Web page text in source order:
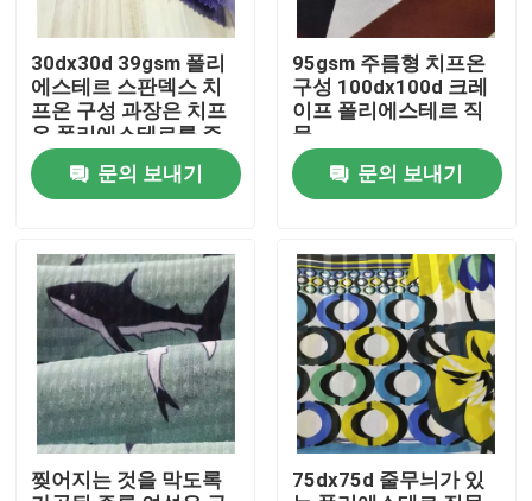
공장 투어
품질 관리
연락처
뉴스
모든 케이스
폴리에스테르 메모리 구성
폴리에스테르 태피터 구성
30dx30d 39gsm 폴리
에스테르 스판덱스 치
프온 구성 과장은 치프
온 폴리에스테르를 주
름잡습니다
문의 보내기
95gsm 주름형 치프온
구성 100dx100d 크레
이프 폴리에스테르 직
물
문의 보내기
찢어지는 것을 막도록
75dx75d 줄무늬가 있